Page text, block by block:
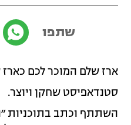
שתפו
ארז שלם המוכר לכם
סטנדאפיסט שחקן ויוצר.
השתתף וכתב בתוכניות